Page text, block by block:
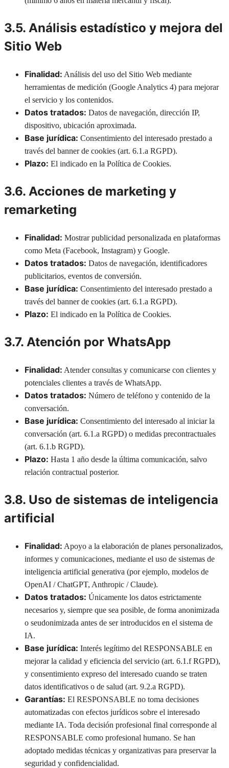
3.5. Análisis estadístico y mejora del
Sitio Web
Finalidad: Análisis del uso del Sitio Web mediante
herramientas de medición (Google Analytics 4) para mejorar
el servicio y los contenidos.
Datos tratados: Datos de navegación, dirección IP,
dispositivo, ubicación aproximada.
Base jurídica: Consentimiento del interesado prestado a
través del banner de cookies (art. 6.1.a RGPD).
Plazo: El indicado en la Política de Cookies.
3.6. Acciones de marketing y
remarketing
Finalidad: Mostrar publicidad personalizada en plataformas
como Meta (Facebook, Instagram) y Google.
Datos tratados: Datos de navegación, identificadores
publicitarios, eventos de conversión.
Base jurídica: Consentimiento del interesado prestado a
través del banner de cookies (art. 6.1.a RGPD).
Plazo: El indicado en la Política de Cookies.
3.7. Atención por WhatsApp
Finalidad: Atender consultas y comunicarse con clientes y
potenciales clientes a través de WhatsApp.
Datos tratados: Número de teléfono y contenido de la
conversación.
Base jurídica: Consentimiento del interesado al iniciar la
conversación (art. 6.1.a RGPD) o medidas precontractuales
(art. 6.1.b RGPD).
Plazo: Hasta 1 año desde la última comunicación, salvo
relación contractual posterior.
3.8. Uso de sistemas de inteligencia
artificial
Finalidad: Apoyo a la elaboración de planes personalizados,
informes y comunicaciones, mediante el uso de sistemas de
inteligencia artificial generativa (por ejemplo, modelos de
OpenAI / ChatGPT, Anthropic / Claude).
Datos tratados: Únicamente los datos estrictamente
necesarios y, siempre que sea posible, de forma anonimizada
o seudonimizada antes de ser introducidos en el sistema de
IA.
Base jurídica: Interés legítimo del RESPONSABLE en
mejorar la calidad y eficiencia del servicio (art. 6.1.f RGPD),
y consentimiento expreso del interesado cuando se traten
datos identificativos o de salud (art. 9.2.a RGPD).
Garantías: El RESPONSABLE no toma decisiones
automatizadas con efectos jurídicos sobre el interesado
mediante IA. Toda decisión profesional final corresponde al
RESPONSABLE como profesional humano. Se han
adoptado medidas técnicas y organizativas para preservar la
seguridad y confidencialidad.